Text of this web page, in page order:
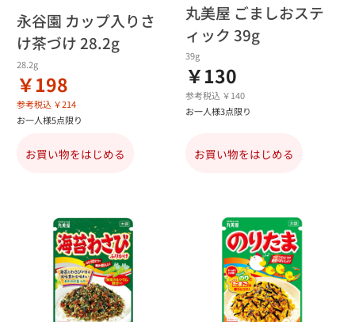
永谷園 カップ入りさ
け茶づけ 28.2g
28.2g
￥198
参考税込 ￥214
お一人様5点限り
お買い物をはじめる
丸美屋 ごましおステ
ィック 39g
39g
￥130
参考税込 ￥140
お一人様3点限り
お買い物をはじめる